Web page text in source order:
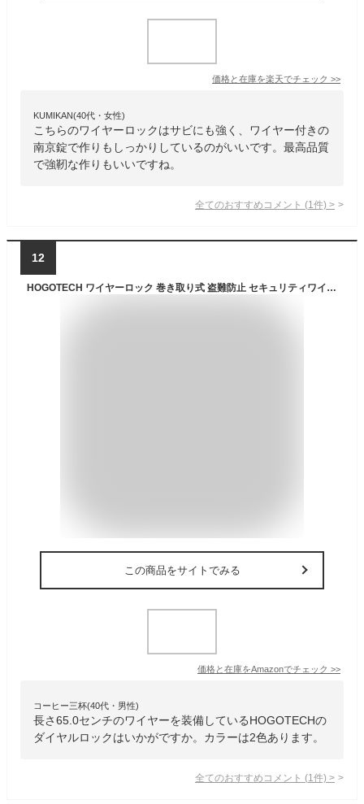
価格と在庫を楽天でチェック >>
KUMIKAN(40代・女性)
こちらのワイヤーロックはサビにも強く、ワイヤー付きの
南京錠で作りもしっかりしているのがいいです。最高品質
で強靭な作りもいいですね。
全てのおすすめコメント (1 件) >
12
HOGOTECH ワイヤーロック 巻き取り式 盗難防止 セキュリティワイヤー 3桁 【日本企業企画】 ダイヤルロック 南京錠 軽量 小型 ケーブル スーツケース PCバッグ ベビーカー 海外旅行 (ホワイト)
この商品をサイトでみる
価格と在庫をAmazonでチェック >>
コーヒー三杯(40代・男性)
長さ65.0センチのワイヤーを装備しているHOGOTECHの
ダイヤルロックはいかがですか。カラーは2色あります。
全てのおすすめコメント (1 件) >